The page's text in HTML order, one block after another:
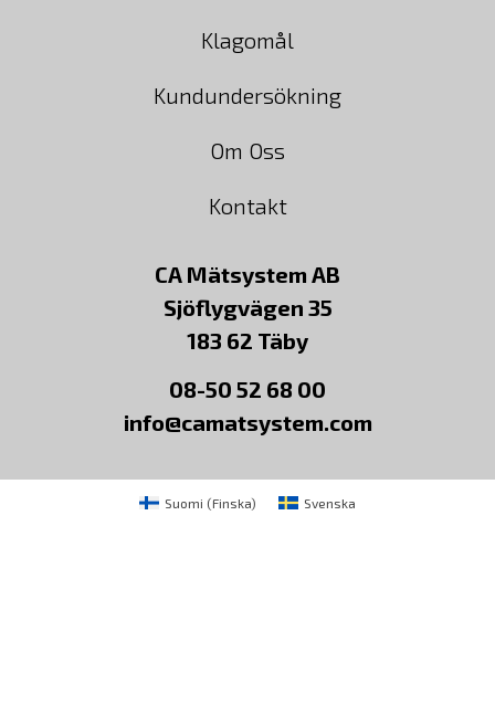
Klagomål
Kundundersökning
Om Oss
Kontakt
CA Mätsystem AB
Sjöflygvägen 35
183 62 Täby
08-50 52 68 00
info@camatsystem.com
Suomi (Finska) Svenska